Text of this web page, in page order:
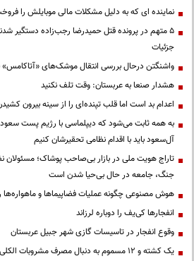
نماینده ای که به دلیل مشکلات مالی موبایلش را
۵ متهم در پرونده قتل حمیدرضا رجب‌زاده دستگیر
جزئیات
واشنگتن درحال بررسی انتقال موشک‌های «آتاکامس»
هشدار صنعا به عربستان: وقت تلف نکنید
اعدام بد است اما قلب تپنده‌ای را از سینه بیرون
به همه ثابت می‌شود که دیپلماسی با رژیم پست
آل‌سعود باید با اقدام نظامی تحقیرشان کنیم
تاراج هویت ملی در بازار بی‌صاحب پوشاک؛ مسئولان
جنگ، جامعه در حال بی‌حیا شدن است
هوش مصنوعی چگونه عملیات فضاپیماها و ماهواره‌ها
انفجارها کی‌یف را دوباره لرزاند
وقوع انفجار در تاسیسات گازی شهر جبیل عربستان
یک کشته و ۱۲ مسموم به دنبال مصرف مشروبات الکلی در نیشابور